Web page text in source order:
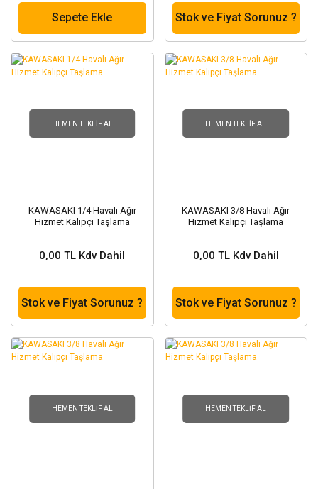
Sepete Ekle Stok ve Fiyat Sorunuz ?
HEMEN TEKLIF AL
KAWASAKI 1/4 Havalı Ağır
Hizmet Kalıpçı Taşlama
0,00 TL Kdv Dahil
Stok ve Fiyat Sorunuz ?
HEMEN TEKLIF AL
KAWASAKI 3/8 Havalı Ağır
Hizmet Kalıpçı Taşlama
0,00 TL Kdv Dahil
Stok ve Fiyat Sorunuz ?
HEMEN TEKLIF AL HEMEN TEKLIF AL